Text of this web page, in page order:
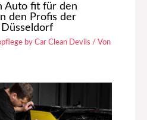
Auto fit für den
den Profis der
by Car Clean Devils / Von